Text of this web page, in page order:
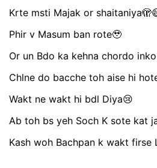
Krte msti Majak or
Phir v Masum ban rote🥹
Or un Bdo ka kehna chordo inko
Chlne do bacche toh aise hi
Wakt ne wakt hi bdl Diya😢
Ab toh bs yeh Soch K sote kat
Kash woh Bachpan k wakt firse